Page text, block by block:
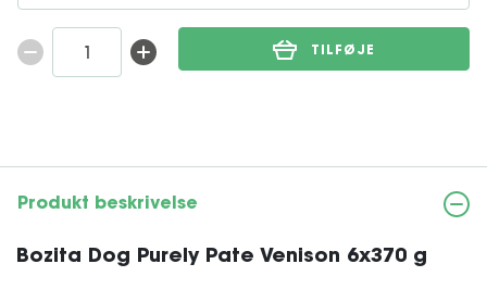
TILFØJE
Produkt beskrivelse
Bozita Dog Purely Pate Venison 6x370 g